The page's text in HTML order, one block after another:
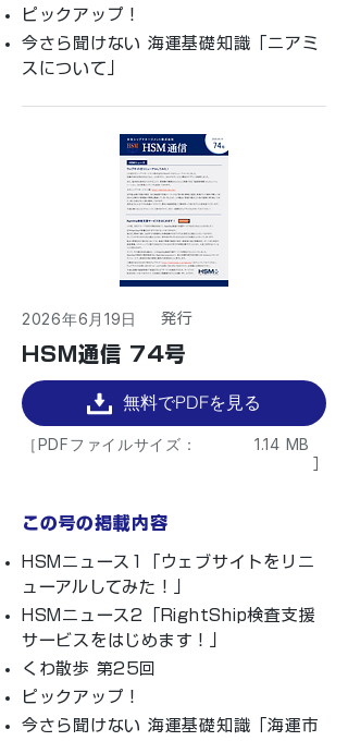
ピックアップ！
今さら聞けない 海運基礎知識「ニアミ
スについて」
2026年6月19日 ​発行
HSM通信 74号
無料でPDFを見る
［PDFファイルサイズ： 1.14 MB
この号の掲載内容
HSMニュース1「ウェブサイトをリニ
ューアルしてみた！」
HSMニュース2「RightShip検査支援
サービスをはじめます！」
くわ散歩 第25回
ピックアップ！
今さら聞けない 海運基礎知識「海運市